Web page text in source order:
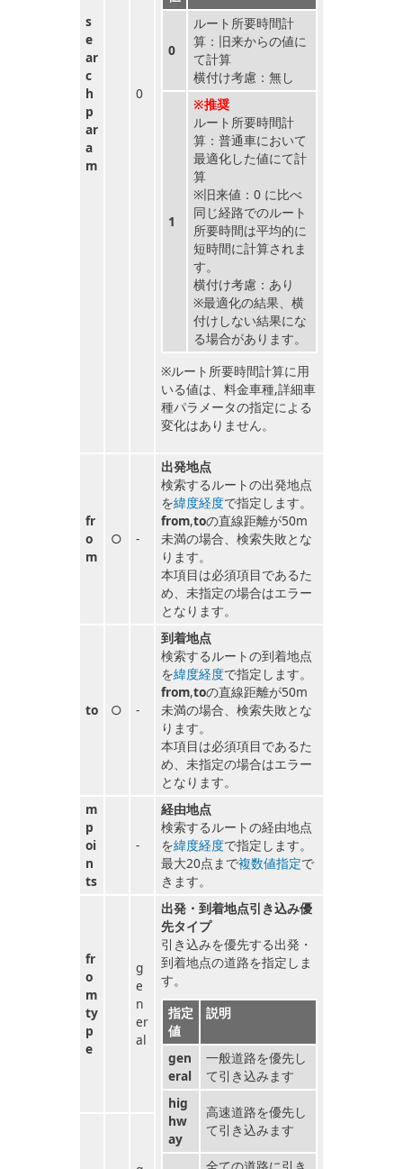
s
e
ar
c
h
p
ar
a
m
0
0
ルート所要時間計
算：旧来からの値に
て計算
横付け考慮：無し
1
※推奨
ルート所要時間計
算：普通車において
最適化した値にて計
算
※旧来値：0 に比べ
同じ経路でのルート
所要時間は平均的に
短時間に計算されま
す。
横付け考慮：あり
※最適化の結果、横
付けしない結果にな
る場合があります。
※ルート所要時間計算に用
いる値は、料金車種,詳細車
種パラメータの指定による
変化はありません。
fr
o
m
○ -
出発地点
検索するルートの出発地点
を緯度経度で指定します。
from,toの直線距離が50m
未満の場合、検索失敗とな
ります。
本項目は必須項目であるた
め、未指定の場合はエラー
となります。
to ○ -
到着地点
検索するルートの到着地点
を緯度経度で指定します。
from,toの直線距離が50m
未満の場合、検索失敗とな
ります。
本項目は必須項目であるた
め、未指定の場合はエラー
となります。
m
p
oi
n
ts
-
経由地点
検索するルートの経由地点
を緯度経度で指定します。
最大20点まで複数値指定で
きます。
fr
o
m
ty
p
e
g
e
n
er
al
出発・到着地点引き込み優
先タイプ
引き込みを優先する出発・
到着地点の道路を指定しま
す。
指定
値
説明
gen
eral
一般道路を優先し
て引き込みます
hig
hw
ay
高速道路を優先し
て引き込みます